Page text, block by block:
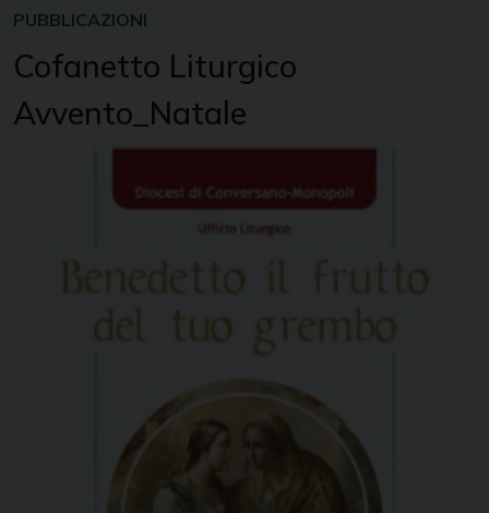
PUBBLICAZIONI
Cofanetto Liturgico
Avvento_Natale